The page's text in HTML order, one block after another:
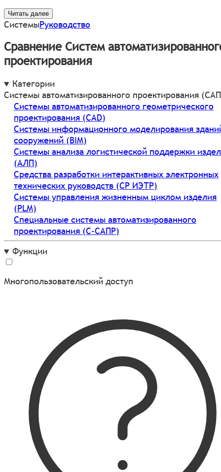
Читать далее
СистемыРуководство
Сравнение Систем
проектирования
Категории
Системы автоматизированного проектирования
Системы автоматизированного геометрического
проектирования (CAD)
Системы информационного моделирования
сооружений (BIM)
Системы анализа логистической поддержки
(АЛП)
Средства разработки интерактивных электронных
технических руководств (СР ИЭТР)
Системы управления жизненным циклом изделия
(PLM)
Специальные системы автоматизированного
проектирования (С-САПР)
Функции
Многопользовательский доступ